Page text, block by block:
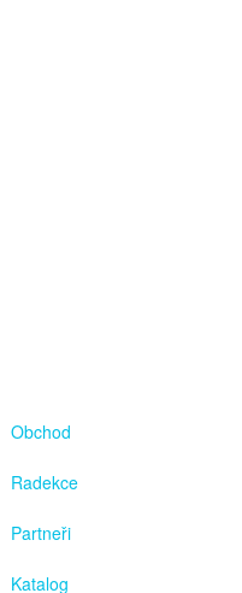
Obchod
Radekce
Partneři
Katalog